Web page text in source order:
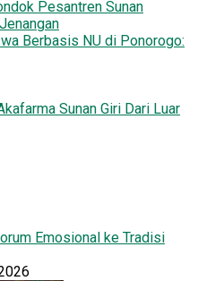
Berbasis NU di Ponorogo:
Sunan Giri Dari Luar
Emosional ke Tradisi